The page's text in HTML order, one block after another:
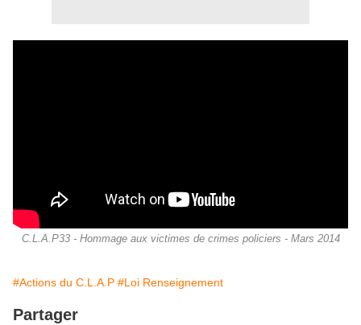
C.L.A.P33 - Hommage aux victimes de crimes policiers - Mars 2014
#Actions du C.L.A.P #Loi Renseignement
Partager